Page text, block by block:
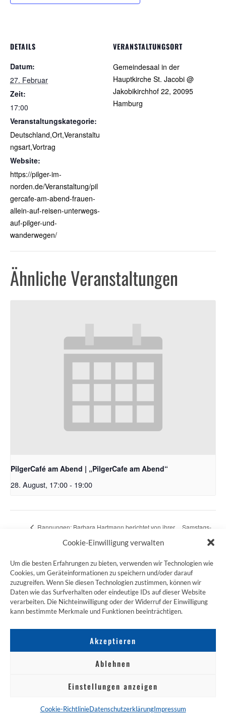
Cookie-Einwilligung verwalten
Um die besten Erfahrungen zu bieten, verwenden wir Technologien wie
Cookies, um Geräteinformationen zu speichern und/oder darauf
zuzugreifen. Wenn Sie diesen Technologien zustimmen, können wir
Daten wie das Surfverhalten oder eindeutige IDs auf dieser Website
verarbeiten. Die Nichteinwilligung oder der Widerruf der Einwilligung
kann bestimmte Merkmale und Funktionen beeinträchtigen.
Akzeptieren
Ablehnen
Einstellungen anzeigen
Cookie-RichtlinieDatenschutzerklärungImpressum
DETAILS
Datum:
27. Februar
Zeit:
17:00
Veranstaltungskategorie:
Deutschland,Ort,Veranstaltu
ngsart,Vortrag
Website:
https://pilger-im-
norden.de/Veranstaltung/pil
gercafe-am-abend-frauen-
allein-auf-reisen-unterwegs-
auf-pilger-und-
wanderwegen/
VERANSTALTUNGSORT
Gemeindesaal in der
Hauptkirche St. Jacobi @
Jakobikirchhof 22, 20095
Hamburg
Ähnliche Veranstaltungen
PilgerCafé am Abend | „PilgerCafe am Abend“
28. August, 17:00- 19:00
Rannungen: Barbara Hartmann berichtet von ihrer
3000 KM langen Pilgerreise
Samstags-
ZUM JAKOBSWEG SHOP